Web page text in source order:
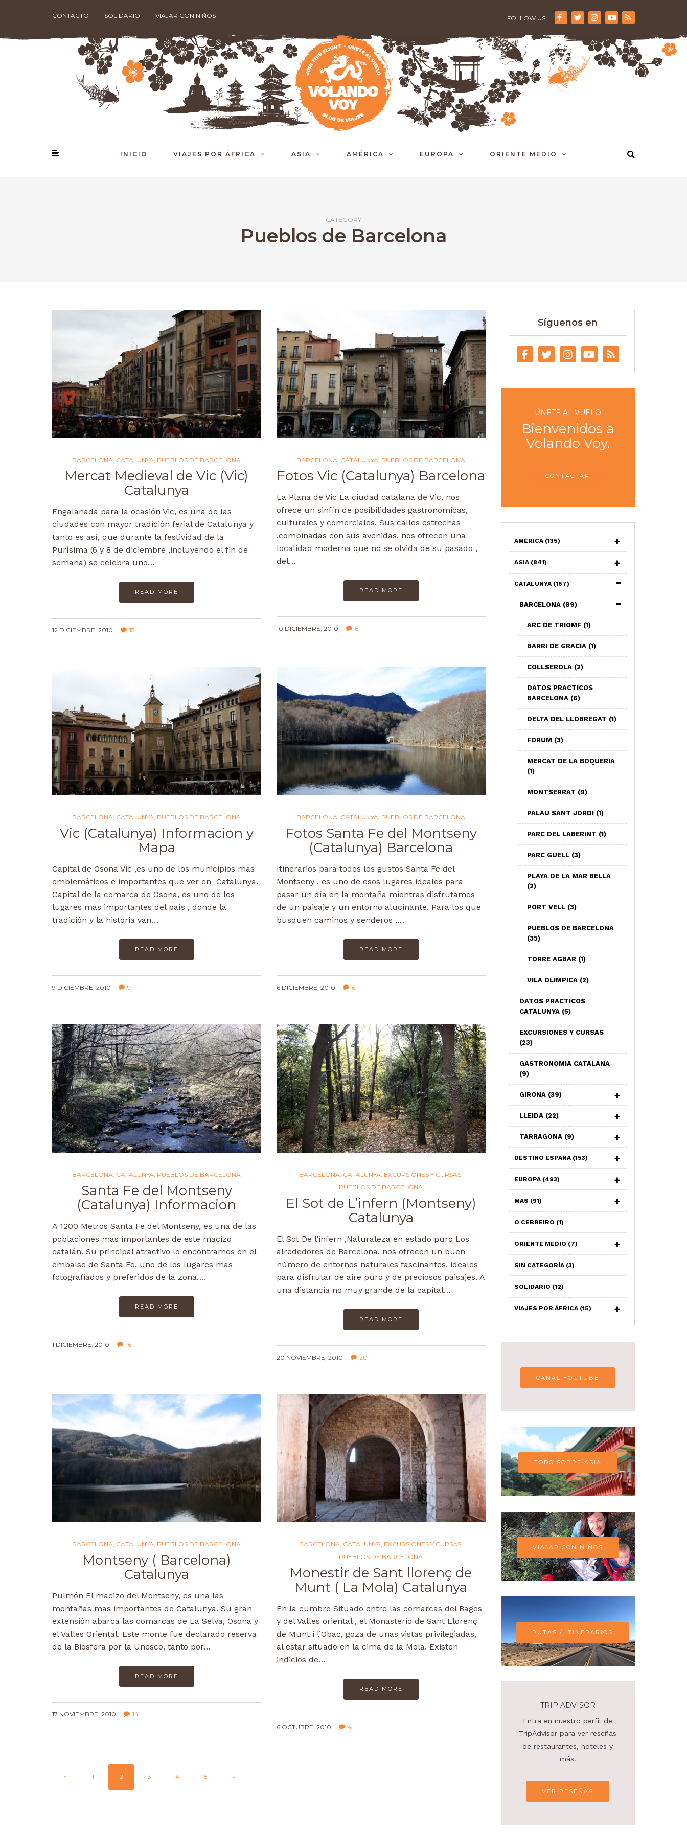
CONTACTO SOLIDARIO VIAJAR CON NIÑOS FOLLOW US
INICIO VIAJES POR ÁFRICA ASIA AMÉRICA EUROPA ORIENTE MEDIO
CATEGORY
Pueblos de Barcelona
BARCELONA CATALUNYA PUEBLOS DE BARCELONA
Mercat Medieval de Vic (Vic)
Catalunya
Engalanada para la ocasión Vic, es una de las
ciudades con mayor tradición ferial de Catalunya y
tanto es así, que durante la festividad de la
Purísima (6 y 8 de diciembre ,incluyendo el fin de
semana) se celebra uno…
READ MORE
12 DICIEMBRE, 2010 13
BARCELONA CATALUNYA PUEBLOS DE BARCELONA
Fotos Vic (Catalunya) Barcelona
La Plana de Vic La ciudad catalana de Vic, nos
ofrece un sinfín de posibilidades gastronómicas,
culturales y comerciales. Sus calles estrechas
,combinadas con sus avenidas, nos ofrecen una
localidad moderna que no se olvida de su pasado ,
del…
READ MORE
10 DICIEMBRE, 2010 6
BARCELONA CATALUNYA PUEBLOS DE BARCELONA
Vic (Catalunya) Informacion y
Mapa
Capital de Osona Vic ,es uno de los municipios mas
emblemáticos e importantes que ver en Catalunya.
Capital de la comarca de Osona, es uno de los
lugares mas importantes del país , donde la
tradición y la historia van…
READ MORE
9 DICIEMBRE, 2010 9
BARCELONA CATALUNYA PUEBLOS DE BARCELONA
Fotos Santa Fe del Montseny
(Catalunya) Barcelona
Itinerarios para todos los gustos Santa Fe del
Montseny , es uno de esos lugares ideales para
pasar un día en la montaña mientras disfrutamos
de un paisaje y un entorno alucinante. Para los que
busquen caminos y senderos ,…
READ MORE
6 DICIEMBRE, 2010 6
BARCELONA CATALUNYA PUEBLOS DE BARCELONA
Santa Fe del Montseny
(Catalunya) Informacion
A 1200 Metros Santa Fe del Montseny, es una de las
poblaciones mas importantes de este macizo
catalán. Su principal atractivo lo encontramos en el
embalse de Santa Fe, uno de los lugares mas
fotografiados y preferidos de la zona….
READ MORE
1 DICIEMBRE, 2010 16
BARCELONA CATALUNYA EXCURSIONES Y CURSAS
PUEBLOS DE BARCELONA
El Sot de L’infern (Montseny)
Catalunya
El Sot De l’infern ,Naturaleza en estado puro Los
alrededores de Barcelona, nos ofrecen un buen
número de entornos naturales fascinantes, ideales
para disfrutar de aire puro y de preciosos paisajes. A
una distancia no muy grande de la capital…
READ MORE
20 NOVIEMBRE, 2010 20
BARCELONA, CATALUNYA, PUEBLOS DE BARCELONA
Montseny ( Barcelona)
Catalunya
Pulmón El macizo del Montseny, es una las
montañas mas importantes de Catalunya. Su gran
extensión abarca las comarcas de La Selva, Osona y
el Valles Oriental. Este monte fue declarado reserva
de la Biosfera por la Unesco, tanto por…
READ MORE
17 NOVIEMBRE, 2010 14
BARCELONA, CATALUNYA, EXCURSIONES Y CURSAS,
PUEBLOS DE BARCELONA
Monestir de Sant llorenç de
Munt ( La Mola) Catalunya
En la cumbre Situado entre las comarcas del Bages
y del Valles oriental , el Monasterio de Sant Llorenç
de Munt i l’Obac, goza de unas vistas privilegiadas,
al estar situado en la cima de la Mola. Existen
indicios de…
READ MORE
6 OCTUBRE, 2010 4
« 1 2 3 4 5 »
Síguenos en
ÚNETE AL VUELO
Bienvenidos a
Volando Voy.
CONTACTAR
AMÉRICA (135)
ASIA (841)
CATALUNYA (167)
BARCELONA (89)
ARC DE TRIOMF (1)
BARRI DE GRACIA (1)
COLLSEROLA (2)
DATOS PRACTICOS
BARCELONA (6)
DELTA DEL LLOBREGAT (1)
FORUM (3)
MERCAT DE LA BOQUERIA
(1)
MONTSERRAT (9)
PALAU SANT JORDI (1)
PARC DEL LABERINT (1)
PARC GUELL (3)
PLAYA DE LA MAR BELLA
(2)
PORT VELL (3)
PUEBLOS DE BARCELONA
(35)
TORRE AGBAR (1)
VILA OLIMPICA (2)
DATOS PRACTICOS
CATALUNYA (5)
EXCURSIONES Y CURSAS
(23)
GASTRONOMIA CATALANA
(9)
GIRONA (39)
LLEIDA (22)
TARRAGONA (9)
DESTINO ESPAÑA (153)
EUROPA (493)
MAS (91)
O CEBREIRO (1)
ORIENTE MEDIO (7)
SIN CATEGORÍA (3)
SOLIDARIO (12)
VIAJES POR ÁFRICA (15)
CANAL YOUTUBE
TODO SOBRE ASIA
VIAJAR CON NIÑOS
RUTAS / ITINERARIOS
TRIP ADVISOR
Entra en nuestro perfil de
TripAdvisor para ver reseñas
de restaurantes, hoteles y
más.
VER RESEÑAS